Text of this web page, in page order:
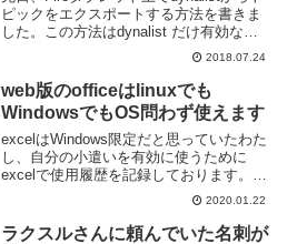
ピックをエクスポートする方法を書きま
した。この方法はdynalist だけ有効な方
法で、workflowyはできません。やっぱり
Fireタブレット上でdynalistもworkflowyも
エ...
2018.07.24
web版のofficeはlinuxでも
WindowsでもOS問わず使えます
excelはWindows限定だと思っていたわた
し、自分の小遣いを有効に使うために
excelで使用履歴を記録しております。
Windows7のPCではプリインストールの
officeがあったのでローカル上にあるファ
イルを編集しておりましたが、W...
2020.01.22
ラクスルさんに頼んでいた名刺が